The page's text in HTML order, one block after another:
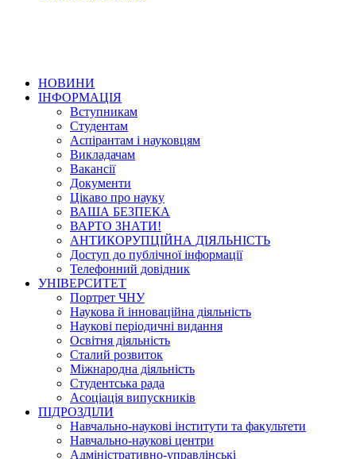
НОВИНИ
ІНФОРМАЦІЯ
Вступникам
Студентам
Аспірантам і науковцям
Викладачам
Вакансії
Документи
Цікаво про науку
ВАША БЕЗПЕКА
ВАРТО ЗНАТИ!
АНТИКОРУПЦІЙНА ДІЯЛЬНІСТЬ
Доступ до публічної інформації
Телефонний довідник
УНІВЕРСИТЕТ
Портрет ЧНУ
Наукова й інноваційна діяльність
Наукові періодичні видання
Освітня діяльність
Сталий розвиток
Міжнародна діяльність
Студентська рада
Асоціація випускників
ПІДРОЗДІЛИ
Навчально-наукові інститути та факультети
Навчально-наукові центри
Адміністративно-управлінські